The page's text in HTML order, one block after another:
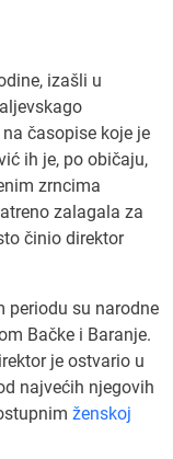
izašli u
časopise koje je
ih je, po običaju,
zrncima
zalagala za
činio direktor
periodu su narodne
Bačke i Baranje.
je ostvario u
najvećih njegovih
ženskoj